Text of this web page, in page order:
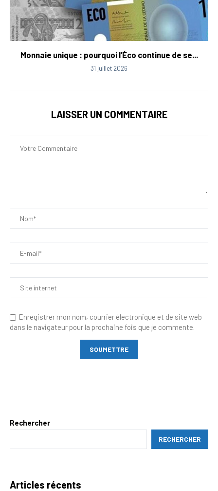
Monnaie unique : pourquoi l’Éco continue de se...
31 juillet 2026
LAISSER UN COMMENTAIRE
Enregistrer mon nom, courrier électronique et de site web
dans le navigateur pour la prochaine fois que je commente.
Rechercher
RECHERCHER
Articles récents